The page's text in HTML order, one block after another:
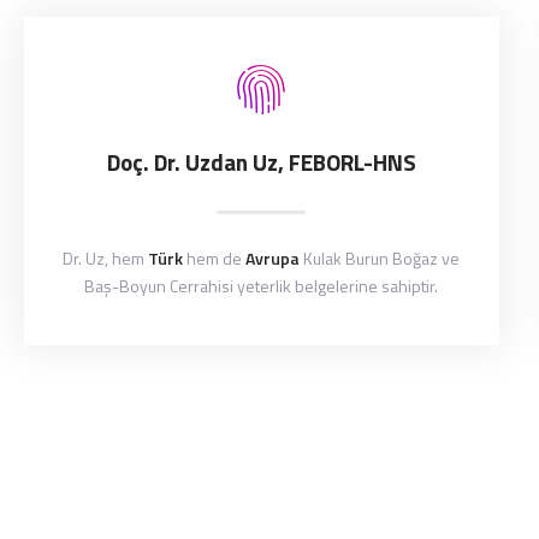
Doç. Dr. Uzdan Uz, FEBORL-HNS
Dr. Uz, hem Türkhem deAvrupaKulak Burun Boğaz ve
Baş-Boyun Cerrahisi yeterlik belgelerine sahiptir.